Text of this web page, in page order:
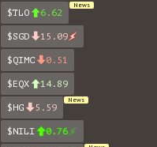
$TLO 6.62
News
$SGD 15.09
$QIMC 0.51
$EQX 14.89
$HG 5.59
News
$NILI 0.76